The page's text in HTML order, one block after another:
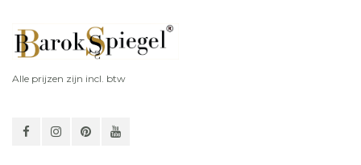
Alle prijzen zijn incl. btw